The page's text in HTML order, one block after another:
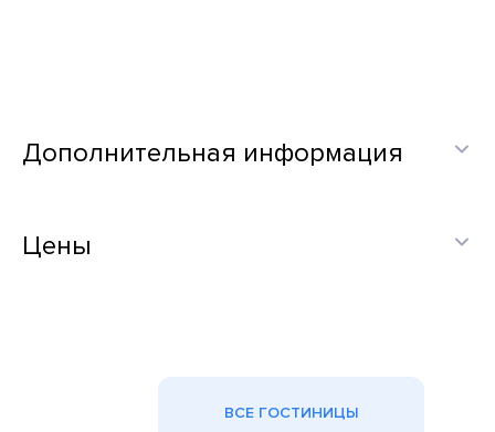
Дополнительная информация
Цены
ВСЕ ГОСТИНИЦЫ